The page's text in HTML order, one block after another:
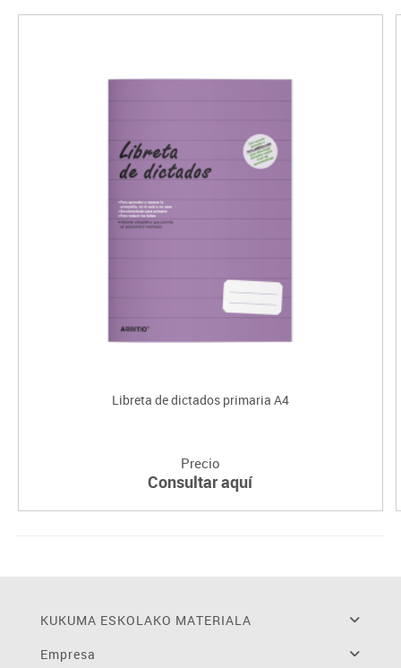
Libreta de dictados primaria A4
Precio
Consultar aquí
KUKUMA ESKOLAKO MATERIALA
Empresa